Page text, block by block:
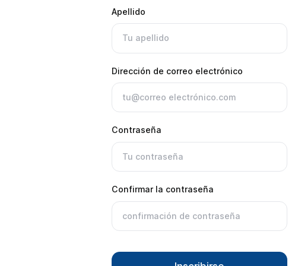
Apellido
Dirección de correo electrónico
Contraseña
Confirmar la contraseña